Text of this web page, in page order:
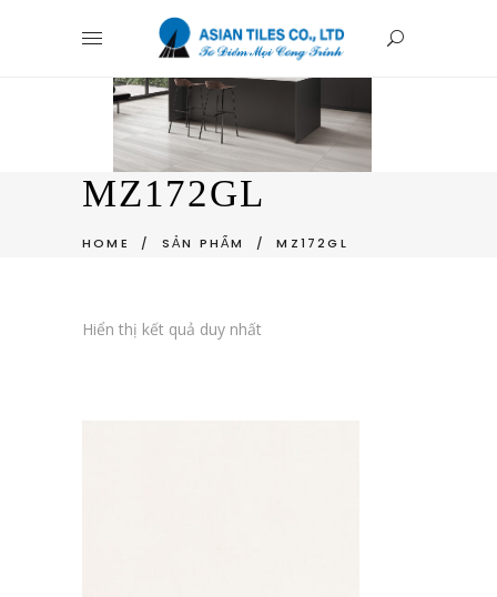
MZ172GL
HOME / SẢN PHẨM /MZ172GL
Hiển thị kết quả duy nhất